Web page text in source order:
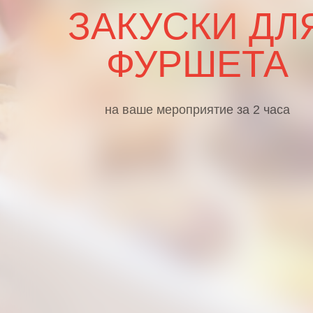
ЗАКУСКИ
ФУРШЕТА
на ваше мероприятие за 2 часа